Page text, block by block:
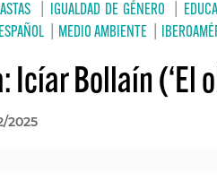
IGUALDAD DE GÉNERO
MEDIO AMBIENTE
Icíar Bollaín (‘El
2025